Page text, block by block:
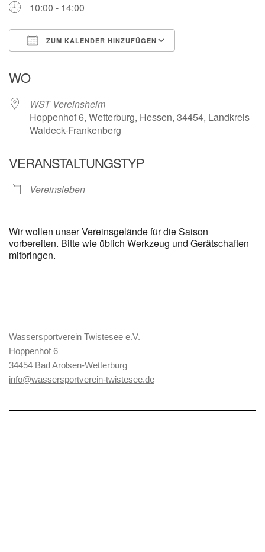
10:00 - 14:00
ZUM KALENDER HINZUFÜGEN
WO
WST Vereinsheim
Hoppenhof 6, Wetterburg, Hessen, 34454, Landkreis
Waldeck-Frankenberg
VERANSTALTUNGSTYP
Vereinsleben
Wir wollen unser Vereinsgelände für die Saison
vorbereiten. Bitte wie üblich Werkzeug und Gerätschaften
mitbringen.
Wassersportverein Twistesee e.V.
Hoppenhof 6
34454 Bad Arolsen-Wetterburg
info@wassersportverein-twistesee.de